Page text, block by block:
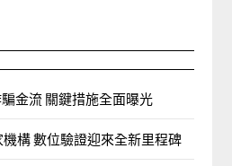
金流 關鍵措施全面曝光
構 數位驗證迎來全新里程碑